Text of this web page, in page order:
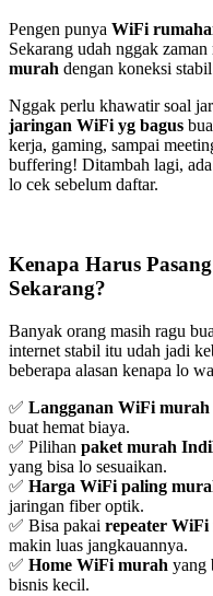
Pengen punya WiFi
Sekarang udah nggak
murah dengan koneksi
Nggak perlu khawatir soal
jaringan WiFi yg bagus
kerja, gaming, sampai
buffering! Ditambah lagi, ada
lo cek sebelum daftar.
Kenapa Harus
Sekarang?
Banyak orang masih ragu
internet stabil itu udah jadi
beberapa alasan kenapa lo
✅ Langganan WiFi murah
buat hemat biaya.
✅ Pilihan paket murah
yang bisa lo sesuaikan.
✅ Harga WiFi paling
jaringan fiber optik.
✅ Bisa pakai repeater WiFi
makin luas jangkauannya.
✅ Home WiFi murah yang
bisnis kecil.